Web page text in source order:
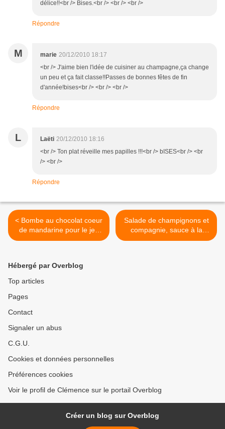
délice!!<br /> Bises.<br /> <br /> <br />
Répondre
M marie 20/12/2010 18:17
<br /> J'aime bien l'idée de cuisiner au champagne,ça change
un peu et ça fait classe!!Passes de bonnes fêtes de fin
d'année!bises<br /> <br /> <br />
Répondre
L Laëti 20/12/2010 18:16
<br /> Ton plat réveille mes papilles !!!<br /> bISES<br /> <br
/> <br />
Répondre
< Bombe au chocolat coeur
de mandarine pour le jeu
Interblog 12
Salade de champignons et
compagnie, sauce à la
savora, parmesan >
Hébergé par Overblog
Top articles
Pages
Contact
Signaler un abus
C.G.U.
Cookies et données personnelles
Préférences cookies
Voir le profil de Clémence sur le portail Overblog
Créer un blog sur Overblog